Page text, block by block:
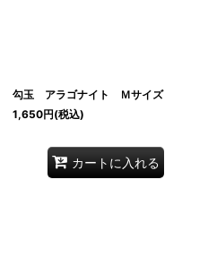
勾玉 アラゴナイト Ｍサイズ
1,650円(税込)
カートに入れる